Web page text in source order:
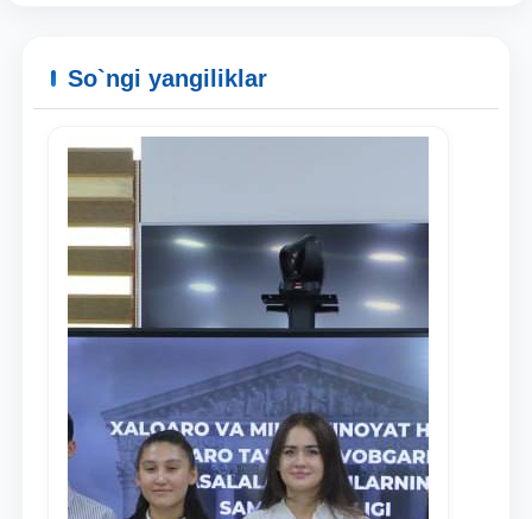
Ism va familiyangiz
Telefon raqamingiz
Pochta
yuborish
So`ngi yangiliklar